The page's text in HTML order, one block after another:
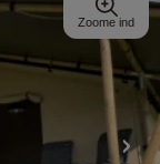
Zoome ind